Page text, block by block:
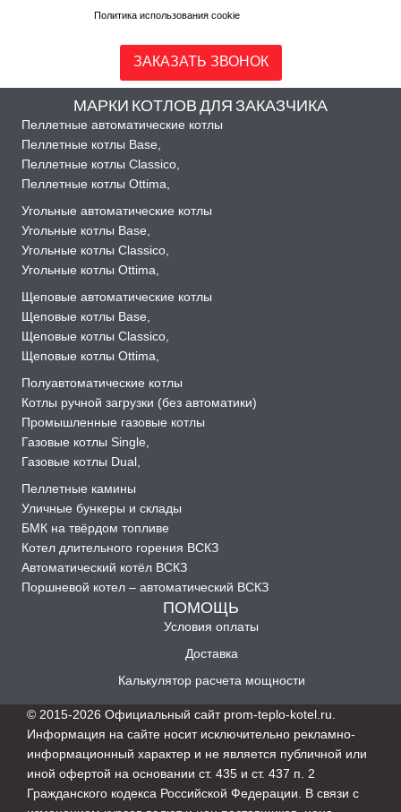
Политика использования cookie
ЗАКАЗАТЬ ЗВОНОК
МАРКИ КОТЛОВ ДЛЯ ЗАКАЗЧИКА
Пеллетные автоматические котлы
Пеллетные котлы Base,
Пеллетные котлы Classico,
Пеллетные котлы Ottima,
Угольные автоматические котлы
Угольные котлы Base,
Угольные котлы Classico,
Угольные котлы Ottima,
Щеповые автоматические котлы
Щеповые котлы Base,
Щеповые котлы Classico,
Щеповые котлы Ottima,
Полуавтоматические котлы
Котлы ручной загрузки (без автоматики)
Промышленные газовые котлы
Газовые котлы Single,
Газовые котлы Dual,
Пеллетные камины
Уличные бункеры и склады
БМК на твёрдом топливе
Котел длительного горения ВСКЗ
Автоматический котёл ВСКЗ
Поршневой котел – автоматический ВСКЗ
ПОМОЩЬ
Условия оплаты
Доставка
Калькулятор расчета мощности
© 2015-2026 Официальный сайт prom-teplo-kotel.ru.
Информация на сайте носит исключительно рекламно-
информационный характер и не является публичной или
иной офертой на основании ст. 435 и ст. 437 п. 2
Гражданского кодекса Российской Федерации. В связи с